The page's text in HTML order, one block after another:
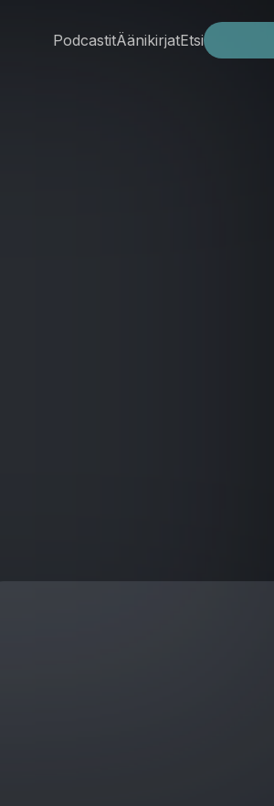
PodcastitÄänikirjatEtsi